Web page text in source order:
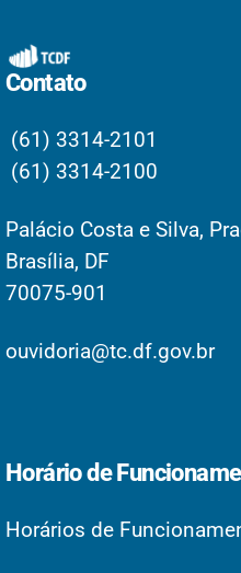
Contato
(61) 3314-2101
(61) 3314-2100
Palácio Costa e Silva,
Brasília, DF
70075-901
ouvidoria@tc.df.gov.br
Horário de
Horários de